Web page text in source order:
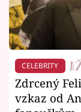
CELEBRITY
Zdrcený
vzkaz od